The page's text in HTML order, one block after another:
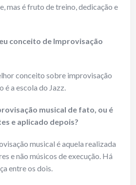
mas é fruto de treino, dedicação e
conceito de Improvisação
conceito sobre improvisação
é a escola do Jazz.
musical de fato, ou é
e aplicado depois?
musical é aquela realizada
e não músicos de execução. Há
entre os dois.